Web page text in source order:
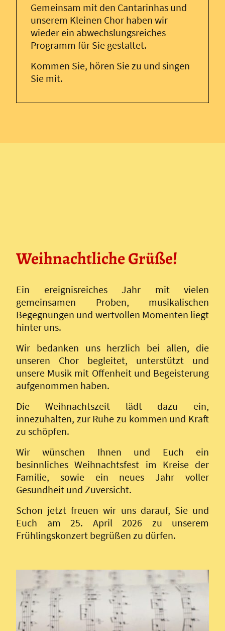
Gemeinsam mit den Cantarinhas und
unserem Kleinen Chor haben wir
wieder ein abwechslungsreiches
Programm für Sie gestaltet.
Kommen Sie, hören Sie zu und singen
Sie mit.
Weihnachtliche Grüße!
Ein ereignisreiches Jahr mit vielen
gemeinsamen Proben, musikalischen
Begegnungen und wertvollen Momenten liegt
hinter uns.
Wir bedanken uns herzlich bei allen, die
unseren Chor begleitet, unterstützt und
unsere Musik mit Offenheit und Begeisterung
aufgenommen haben.
Die Weihnachtszeit lädt dazu ein,
innezuhalten, zur Ruhe zu kommen und Kraft
zu schöpfen.
Wir wünschen Ihnen und Euch ein
besinnliches Weihnachtsfest im Kreise der
Familie, sowie ein neues Jahr voller
Gesundheit und Zuversicht.
Schon jetzt freuen wir uns darauf, Sie und
Euch am 25. April 2026 zu unserem
Frühlingskonzert begrüßen zu dürfen.